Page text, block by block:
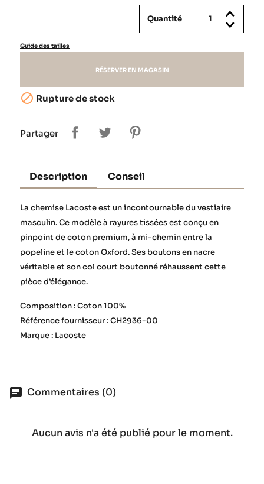
Quantité
Guide des tailles
RÉSERVER EN MAGASIN
 Rupture de stock
Partager
Description Conseil
La chemise Lacoste est un incontournable du vestiaire
masculin. Ce modèle à rayures tissées est conçu en
pinpoint de coton premium, à mi-chemin entre la
popeline et le coton Oxford. Ses boutons en nacre
véritable et son col court boutonné réhaussent cette
pièce d’élégance.
Composition : Coton 100%
Référence fournisseur : CH2936-00
Marque : Lacoste
Commentaires (0)
Aucun avis n'a été publié pour le moment.